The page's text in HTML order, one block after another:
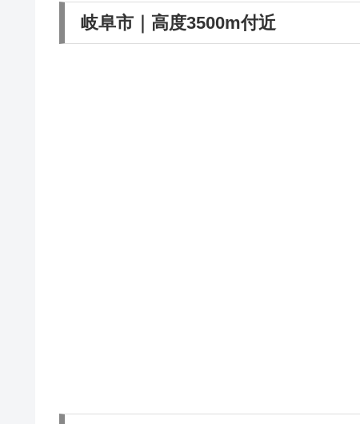
岐阜市｜高度3500m付近